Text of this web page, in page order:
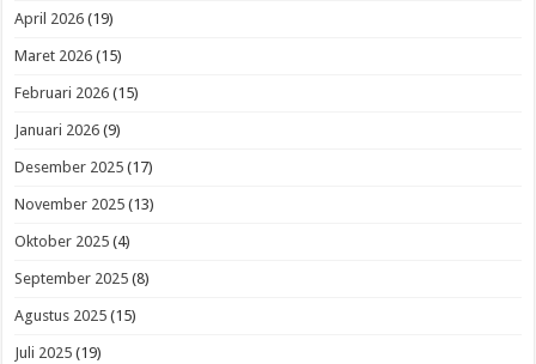
April 2026 (19)
Maret 2026 (15)
Februari 2026 (15)
Januari 2026 (9)
Desember 2025 (17)
November 2025 (13)
Oktober 2025 (4)
September 2025 (8)
Agustus 2025 (15)
Juli 2025 (19)